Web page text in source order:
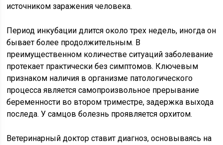
источником заражения человека.
Период инкубации длится около трех недель, иногда он
бывает более продолжительным. В
преимущественном количестве ситуаций заболевание
протекает практически без симптомов. Ключевым
признаком наличия в организме патологического
процесса является самопроизвольное прерывание
беременности во втором триместре, задержка выхода
последа. У самцов болезнь проявляется орхитом.
Ветеринарный доктор ставит диагноз, основываясь на